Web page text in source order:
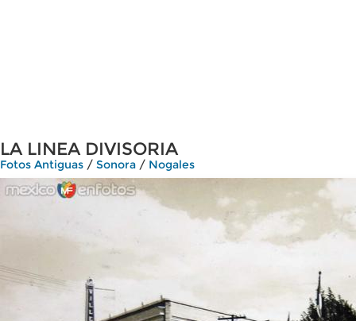
LA LINEA DIVISORIA
Fotos Antiguas / Sonora / Nogales